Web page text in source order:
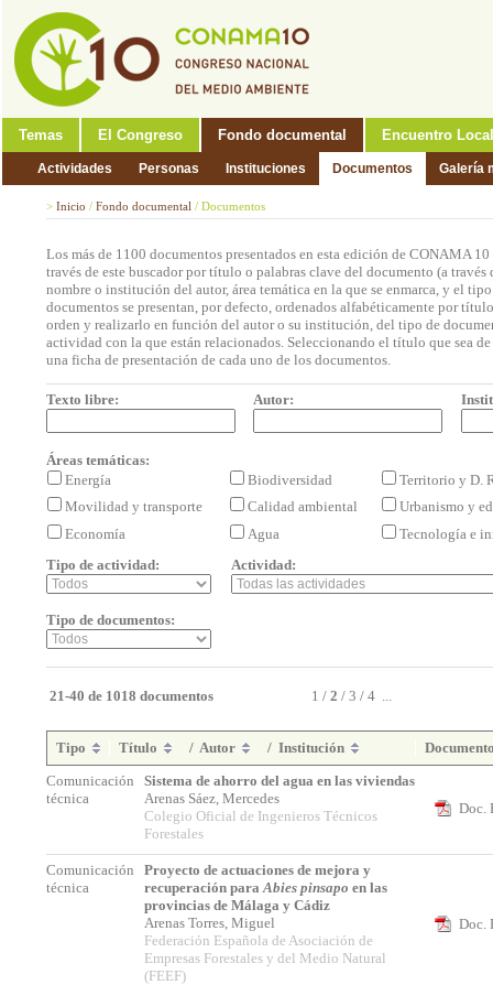
Temas El Congreso Fondo documental Encuentro Local
Actividades Personas Instituciones Documentos Galería
> Inicio / Fondo documental / Documentos
Los más de 1100 documentos presentados en esta edición de CONAMA
través de este buscador por título o palabras clave del documento (a
nombre o institución del autor, área temática en la que se enmarca, y el
documentos se presentan, por defecto, ordenados alfabéticamente por
orden y realizarlo en función del autor o su institución, del tipo de
actividad con la que están relacionados. Seleccionando el título que sea de
una ficha de presentación de cada uno de los documentos.
Texto libre: Autor:
Áreas temáticas:
Energía
Biodiversidad
Territorio y D.
Movilidad y transporte
Calidad ambiental
Urbanismo y
Economía
Agua
Tecnología e
Tipo de actividad:
Actividad:
Tipo de documentos:
21-40 de 1018 documentos 1 / 2 / 3 / 4 ...
Tipo Título / Autor / Institución
Comunicación
técnica
Sistema de ahorro del agua en las viviendas
Arenas Sáez, Mercedes
Colegio Oficial de Ingenieros Técnicos
Forestales
Doc.
Comunicación
técnica
Proyecto de actuaciones de mejora y
recuperación paraAbies pinsapo en las
provincias de Málaga y Cádiz
Arenas Torres, Miguel
Federación Española de Asociación de
Empresas Forestales y del Medio Natural
(FEEF)
Doc.